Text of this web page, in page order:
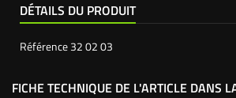
DÉTAILS DU PRODUIT
Référence32 02 03
FICHE TECHNIQUE DE L'ARTICLE DANS